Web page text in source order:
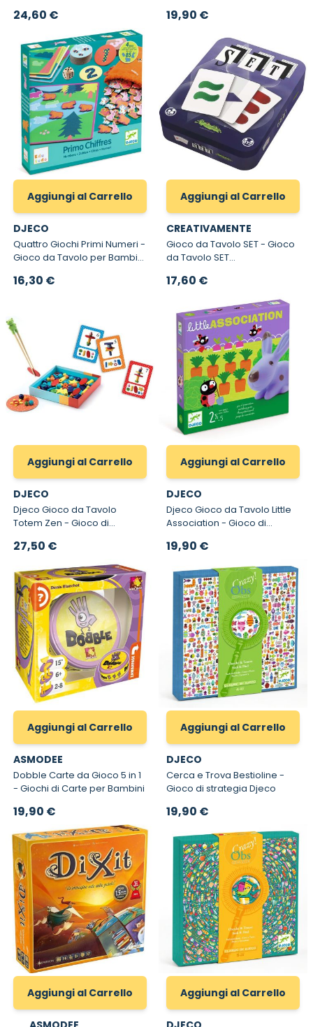
24,60 € 19,90 €
Aggiungi al Carrello
DJECO
Quattro Giochi Primi Numeri -
Gioco da Tavolo per Bambini
16,30 €
Aggiungi al Carrello
CREATIVAMENTE
Gioco da Tavolo SET - Gioco
da Tavolo SET
17,60 €
Aggiungi al Carrello
DJECO
Djeco Gioco da Tavolo
Totem Zen - Gioco di
27,50 €
Aggiungi al Carrello
DJECO
Djeco Gioco da Tavolo Little
Association - Gioco di
19,90 €
Aggiungi al Carrello
ASMODEE
Dobble Carte da Gioco 5 in 1
- Giochi di Carte per Bambini
19,90 €
Aggiungi al Carrello
DJECO
Cerca e Trova Bestioline -
Gioco di strategia Djeco
19,90 €
Aggiungi al Carrello Aggiungi al Carrello